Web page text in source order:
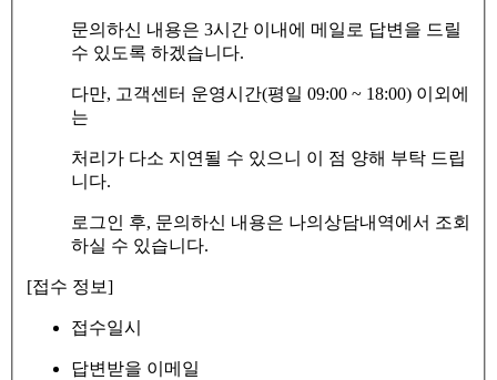
문의하신 내용은 3시간 이내에 메일로 답변을 드릴
수 있도록 하겠습니다.
다만, 고객센터 운영시간(평일 09:00 ~ 18:00) 이외에
는
처리가 다소 지연될 수 있으니 이 점 양해 부탁 드립
니다.
로그인 후, 문의하신 내용은 나의상담내역에서 조회
하실 수 있습니다.
[접수 정보]
접수일시
답변받을 이메일